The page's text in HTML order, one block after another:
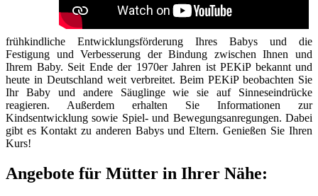
frühkindliche Entwicklungsförderung Ihres Babys und die
Festigung und Verbesserung der Bindung zwischen Ihnen und
Ihrem Baby. Seit Ende der 1970er Jahren ist PEKiP bekannt und
heute in Deutschland weit verbreitet. Beim PEKiP beobachten Sie
Ihr Baby und andere Säuglinge wie sie auf Sinneseindrücke
reagieren. Außerdem erhalten Sie Informationen zur
Kindsentwicklung sowie Spiel- und Bewegungsanregungen. Dabei
gibt es Kontakt zu anderen Babys und Eltern. Genießen Sie Ihren
Kurs!
Angebote für Mütter in Ihrer Nähe: